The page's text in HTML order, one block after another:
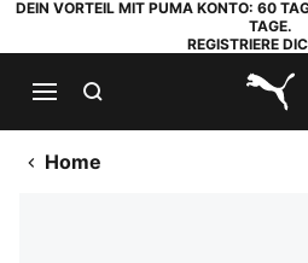
DEIN VORTEIL MIT PUMA KONTO: 60
TAGE.
REGISTRIERE
Home